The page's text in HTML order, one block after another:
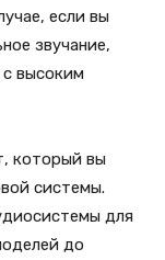
если вы
звучание,
высоким
который вы
системы.
для
до